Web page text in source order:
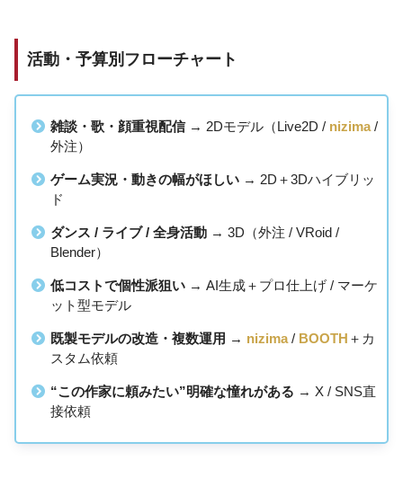
活動・予算別フローチャート
雑談・歌・顔重視配信→ 2Dモデル（Live2D / nizima/
外注）
ゲーム実況・動きの幅がほしい→ 2D＋3Dハイブリッ
ド
ダンス / ライブ / 全身活動→ 3D（外注 / VRoid /
Blender）
低コストで個性派狙い→ AI生成＋プロ仕上げ / マーケ
ット型モデル
既製モデルの改造・複数運用 → nizima/ BOOTH ＋カ
スタム依頼
“この作家に頼みたい”明確な憧れがある → X / SNS直
接依頼